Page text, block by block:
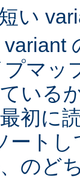
い
プマッ
いる
初に
ート
のど